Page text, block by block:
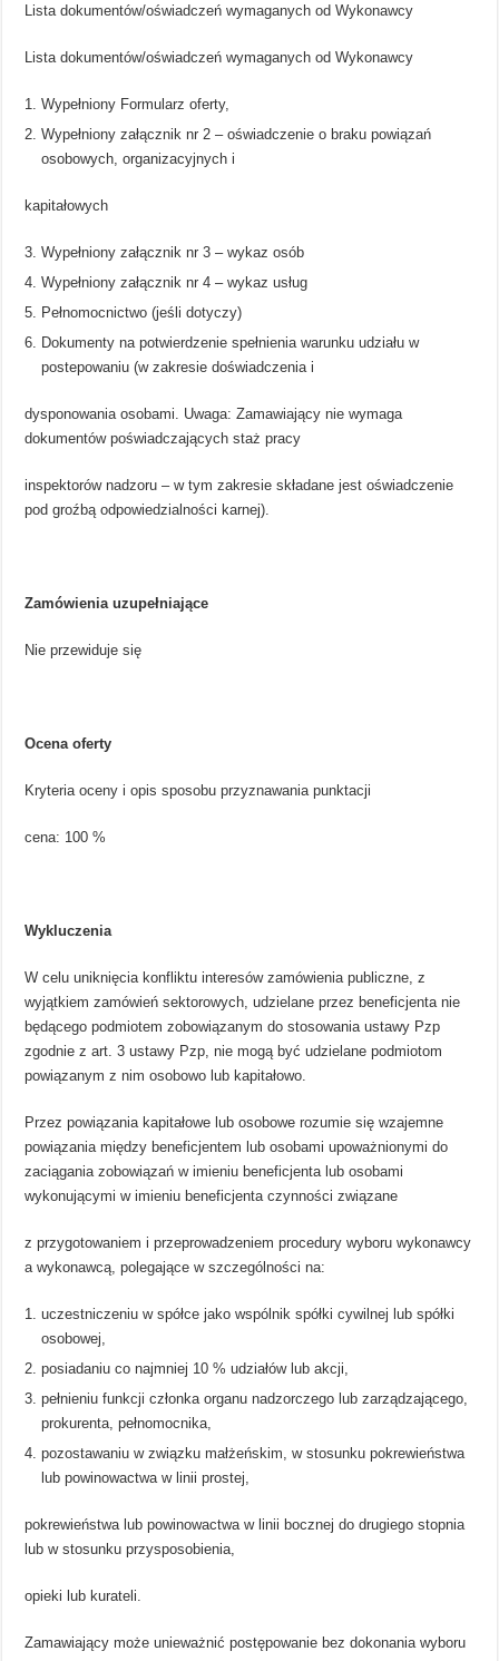
Lista dokumentów/oświadczeń wymaganych od Wykonawcy
Lista dokumentów/oświadczeń wymaganych od Wykonawcy
Wypełniony Formularz oferty,
Wypełniony załącznik nr 2 – oświadczenie o braku powiązań
osobowych, organizacyjnych i
kapitałowych
Wypełniony załącznik nr 3 – wykaz osób
Wypełniony załącznik nr 4 – wykaz usług
Pełnomocnictwo (jeśli dotyczy)
Dokumenty na potwierdzenie spełnienia warunku udziału w
postepowaniu (w zakresie doświadczenia i
dysponowania osobami. Uwaga: Zamawiający nie wymaga
dokumentów poświadczających staż pracy
inspektorów nadzoru – w tym zakresie składane jest oświadczenie
pod groźbą odpowiedzialności karnej).
Zamówienia uzupełniające
Nie przewiduje się
Ocena oferty
Kryteria oceny i opis sposobu przyznawania punktacji
cena: 100 %
Wykluczenia
W celu uniknięcia konfliktu interesów zamówienia publiczne, z
wyjątkiem zamówień sektorowych, udzielane przez beneficjenta nie
będącego podmiotem zobowiązanym do stosowania ustawy Pzp
zgodnie z art. 3 ustawy Pzp, nie mogą być udzielane podmiotom
powiązanym z nim osobowo lub kapitałowo.
Przez powiązania kapitałowe lub osobowe rozumie się wzajemne
powiązania między beneficjentem lub osobami upoważnionymi do
zaciągania zobowiązań w imieniu beneficjenta lub osobami
wykonującymi w imieniu beneficjenta czynności związane
z przygotowaniem i przeprowadzeniem procedury wyboru wykonawcy
a wykonawcą, polegające w szczególności na:
uczestniczeniu w spółce jako wspólnik spółki cywilnej lub spółki
osobowej,
posiadaniu co najmniej 10 % udziałów lub akcji,
pełnieniu funkcji członka organu nadzorczego lub zarządzającego,
prokurenta, pełnomocnika,
pozostawaniu w związku małżeńskim, w stosunku pokrewieństwa
lub powinowactwa w linii prostej,
pokrewieństwa lub powinowactwa w linii bocznej do drugiego stopnia
lub w stosunku przysposobienia,
opieki lub kurateli.
Zamawiający może unieważnić postępowanie bez dokonania wyboru